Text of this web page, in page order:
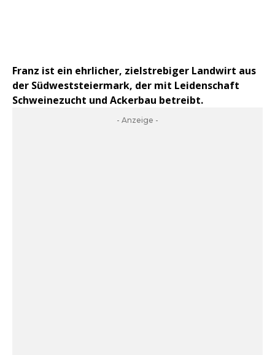
Franz ist ein ehrlicher, zielstrebiger Landwirt aus
der Südweststeiermark, der mit Leidenschaft
Schweinezucht und Ackerbau betreibt.
- Anzeige -